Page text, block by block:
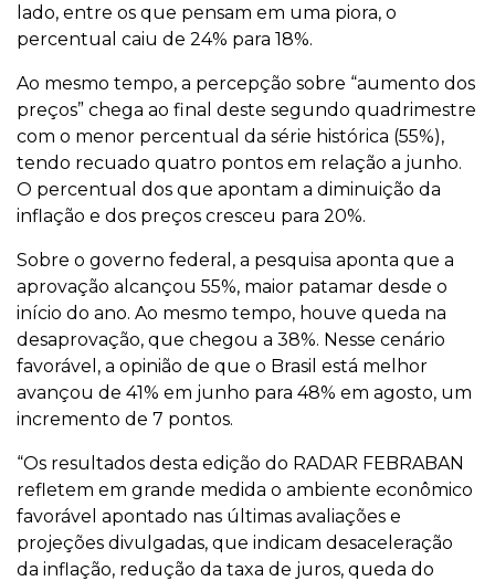
lado, entre os que pensam em uma piora, o
percentual caiu de 24% para 18%.
Ao mesmo tempo, a percepção sobre “aumento dos
preços” chega ao final deste segundo quadrimestre
com o menor percentual da série histórica (55%),
tendo recuado quatro pontos em relação a junho.
O percentual dos que apontam a diminuição da
inflação e dos preços cresceu para 20%.
Sobre o governo federal, a pesquisa aponta que a
aprovação alcançou 55%, maior patamar desde o
início do ano. Ao mesmo tempo, houve queda na
desaprovação, que chegou a 38%. Nesse cenário
favorável, a opinião de que o Brasil está melhor
avançou de 41% em junho para 48% em agosto, um
incremento de 7 pontos.
“Os resultados desta edição do RADAR FEBRABAN
refletem em grande medida o ambiente econômico
favorável apontado nas últimas avaliações e
projeções divulgadas, que indicam desaceleração
da inflação, redução da taxa de juros, queda do